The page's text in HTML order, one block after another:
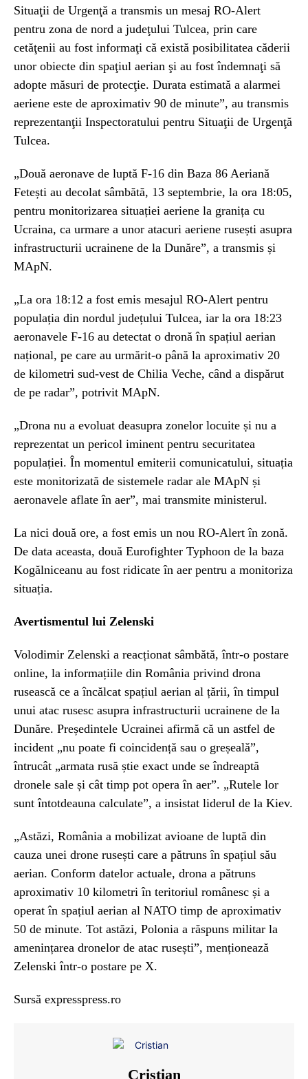
Situaţii de Urgenţă a transmis un mesaj RO-Alert
pentru zona de nord a judeţului Tulcea, prin care
cetăţenii au fost informaţi că există posibilitatea căderii
unor obiecte din spaţiul aerian şi au fost îndemnaţi să
adopte măsuri de protecţie. Durata estimată a alarmei
aeriene este de aproximativ 90 de minute”, au transmis
reprezentanţii Inspectoratului pentru Situaţii de Urgenţă
Tulcea.
„Două aeronave de luptă F-16 din Baza 86 Aeriană
Fetești au decolat sâmbătă, 13 septembrie, la ora 18:05,
pentru monitorizarea situației aeriene la granița cu
Ucraina, ca urmare a unor atacuri aeriene rusești asupra
infrastructurii ucrainene de la Dunăre”, a transmis și
MApN.
„La ora 18:12 a fost emis mesajul RO-Alert pentru
populația din nordul județului Tulcea, iar la ora 18:23
aeronavele F-16 au detectat o dronă în spațiul aerian
național, pe care au urmărit-o până la aproximativ 20
de kilometri sud-vest de Chilia Veche, când a dispărut
de pe radar”, potrivit MApN.
„Drona nu a evoluat deasupra zonelor locuite și nu a
reprezentat un pericol iminent pentru securitatea
populației. În momentul emiterii comunicatului, situația
este monitorizată de sistemele radar ale MApN și
aeronavele aflate în aer”, mai transmite ministerul.
La nici două ore, a fost emis un nou RO-Alert în zonă.
De data aceasta, două Eurofighter Typhoon de la baza
Kogălniceanu au fost ridicate în aer pentru a monitoriza
situația.
Avertismentul lui Zelenski
Volodimir Zelenski a reacționat sâmbătă, într-o postare
online, la informațiile din România privind drona
rusească ce a încălcat spațiul aerian al țării, în timpul
unui atac rusesc asupra infrastructurii ucrainene de la
Dunăre. Președintele Ucrainei afirmă că un astfel de
incident „nu poate fi coincidență sau o greșeală”,
întrucât „armata rusă știe exact unde se îndreaptă
dronele sale și cât timp pot opera în aer”. „Rutele lor
sunt întotdeauna calculate”, a insistat liderul de la Kiev.
„Astăzi, România a mobilizat avioane de luptă din
cauza unei drone rusești care a pătruns în spațiul său
aerian. Conform datelor actuale, drona a pătruns
aproximativ 10 kilometri în teritoriul românesc și a
operat în spațiul aerian al NATO timp de aproximativ
50 de minute. Tot astăzi, Polonia a răspuns militar la
amenințarea dronelor de atac rusești”, menționează
Zelenski într-o postare pe X.
Sursă expresspress.ro
Cristian